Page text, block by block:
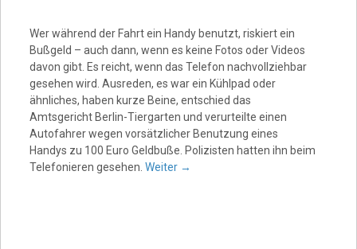
Wer während der Fahrt ein Handy benutzt, riskiert ein
Bußgeld – auch dann, wenn es keine Fotos oder Videos
davon gibt. Es reicht, wenn das Telefon nachvollziehbar
gesehen wird. Ausreden, es war ein Kühlpad oder
ähnliches, haben kurze Beine, entschied das
Amtsgericht Berlin-Tiergarten und verurteilte einen
Autofahrer wegen vorsätzlicher Benutzung eines
Handys zu 100 Euro Geldbuße. Polizisten hatten ihn beim
Telefonieren gesehen. Weiter →